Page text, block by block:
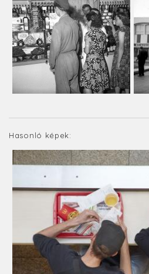
Hasonló képek: